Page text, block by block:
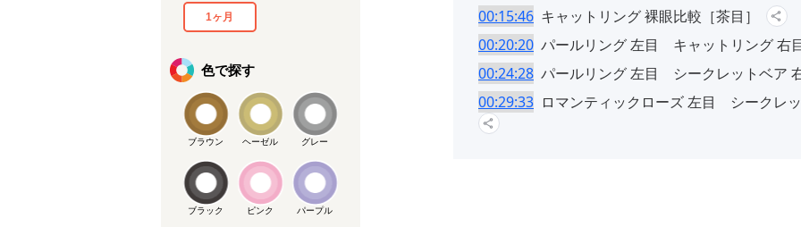
1ヶ月
色で探す
ブラウン ヘーゼル グレー
ブラック ピンク パープル
00:15:46 キャットリング 裸眼比較［茶目］
00:20:20 パールリング 左目 キャットリング 右
00:24:28 パールリング 左目 シークレットベア
00:29:33 ロマンティックローズ 左目 シークレ